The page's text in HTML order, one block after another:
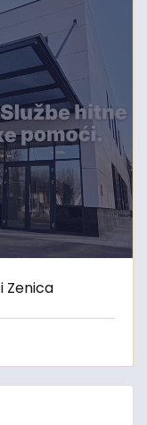
Zenica